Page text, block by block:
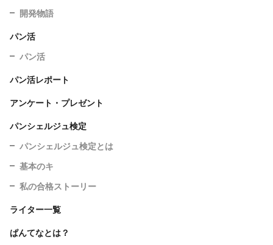
開発物語
パン活
パン活
パン活レポート
アンケート・プレゼント
パンシェルジュ検定
パンシェルジュ検定とは
基本のキ
私の合格ストーリー
ライター一覧
ぱんてなとは？